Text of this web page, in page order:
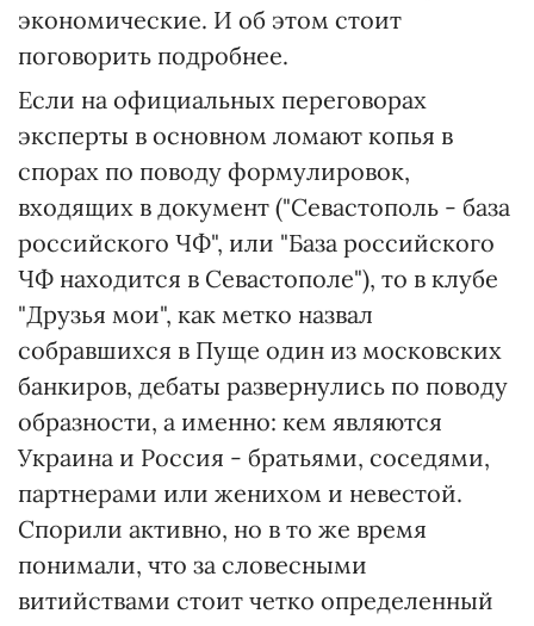
экономические. И об этом стоит
поговорить подробнее.
Если на официальных переговорах
эксперты в основном ломают копья в
спорах по поводу формулировок,
входящих в документ ("Севастополь - база
российского ЧФ", или "База российского
ЧФ находится в Севастополе"), то в клубе
"Друзья мои", как метко назвал
собравшихся в Пуще один из московских
банкиров, дебаты развернулись по поводу
образности, а именно: кем являются
Украина и Россия - братьями, соседями,
партнерами или женихом и невестой.
Спорили активно, но в то же время
понимали, что за словесными
витийствами стоит четко определенный